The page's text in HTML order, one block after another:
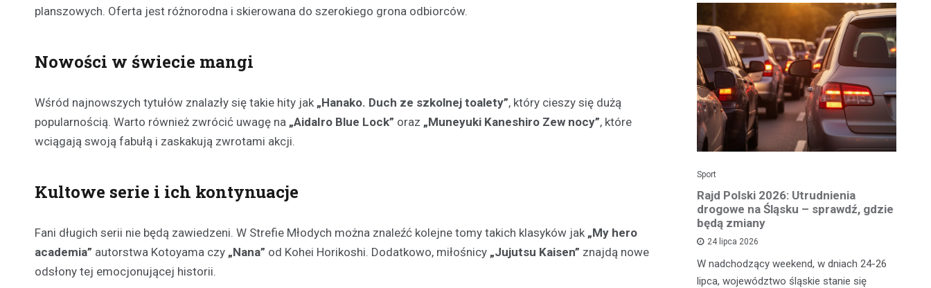
planszowych. Oferta jest różnorodna i skierowana do szerokiego grona odbiorców.
Nowości w świecie mangi
Wśród najnowszych tytułów znalazły się takie hity jak „Hanako. Duch ze szkolnej toalety”, który cieszy się dużą
popularnością. Warto również zwrócić uwagę na „AidaIro Blue Lock” oraz „Muneyuki Kaneshiro Zew nocy”, które
wciągają swoją fabułą i zaskakują zwrotami akcji.
Kultowe serie i ich kontynuacje
Fani długich serii nie będą zawiedzeni. W Strefie Młodych można znaleźć kolejne tomy takich klasyków jak „My hero
academia” autorstwa Kotoyama czy „Nana” od Kohei Horikoshi. Dodatkowo, miłośnicy „Jujutsu Kaisen” znajdą nowe
odsłony tej emocjonującej historii.
30 czerwca 2026
Sport
Rajd Polski 2026: Utrudnienia
drogowe na Śląsku – sprawdź, gdzie
będą zmiany
24 lipca 2026
W nadchodzący weekend, w dniach 24-26
lipca, województwo śląskie stanie się